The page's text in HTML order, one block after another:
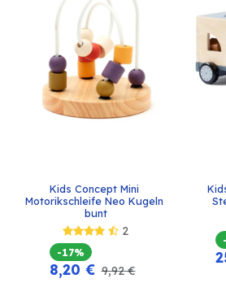
Kids Concept Mini
Motorikschleife Neo Kugeln
bunt
2
-17%
8,20 € 9,92€